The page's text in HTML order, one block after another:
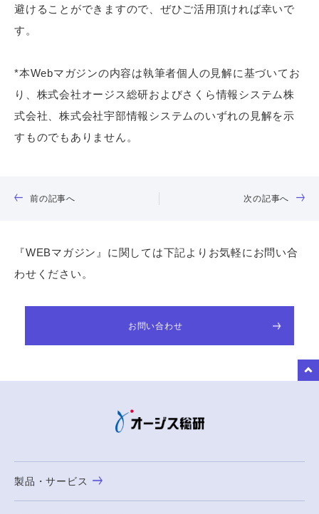
避けることができますので、ぜひご活用頂ければ幸いで
す。
*本Webマガジンの内容は執筆者個人の見解に基づいてお
り、株式会社オージス総研およびさくら情報システム株
式会社、株式会社宇部情報システムのいずれの見解を示
すものでもありません。
前の記事へ 次の記事へ
『WEBマガジン』に関しては下記よりお気軽にお問い合
わせください。
お問い合わせ
製品・サービス